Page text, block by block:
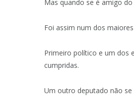
Mas quando se é amigo
Foi assim num dos
Primeiro político e um dos
cumpridas.
Um outro deputado não se